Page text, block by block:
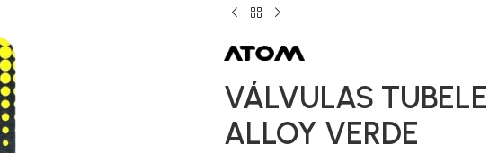
VÁLVULAS
ALLOY VERDE